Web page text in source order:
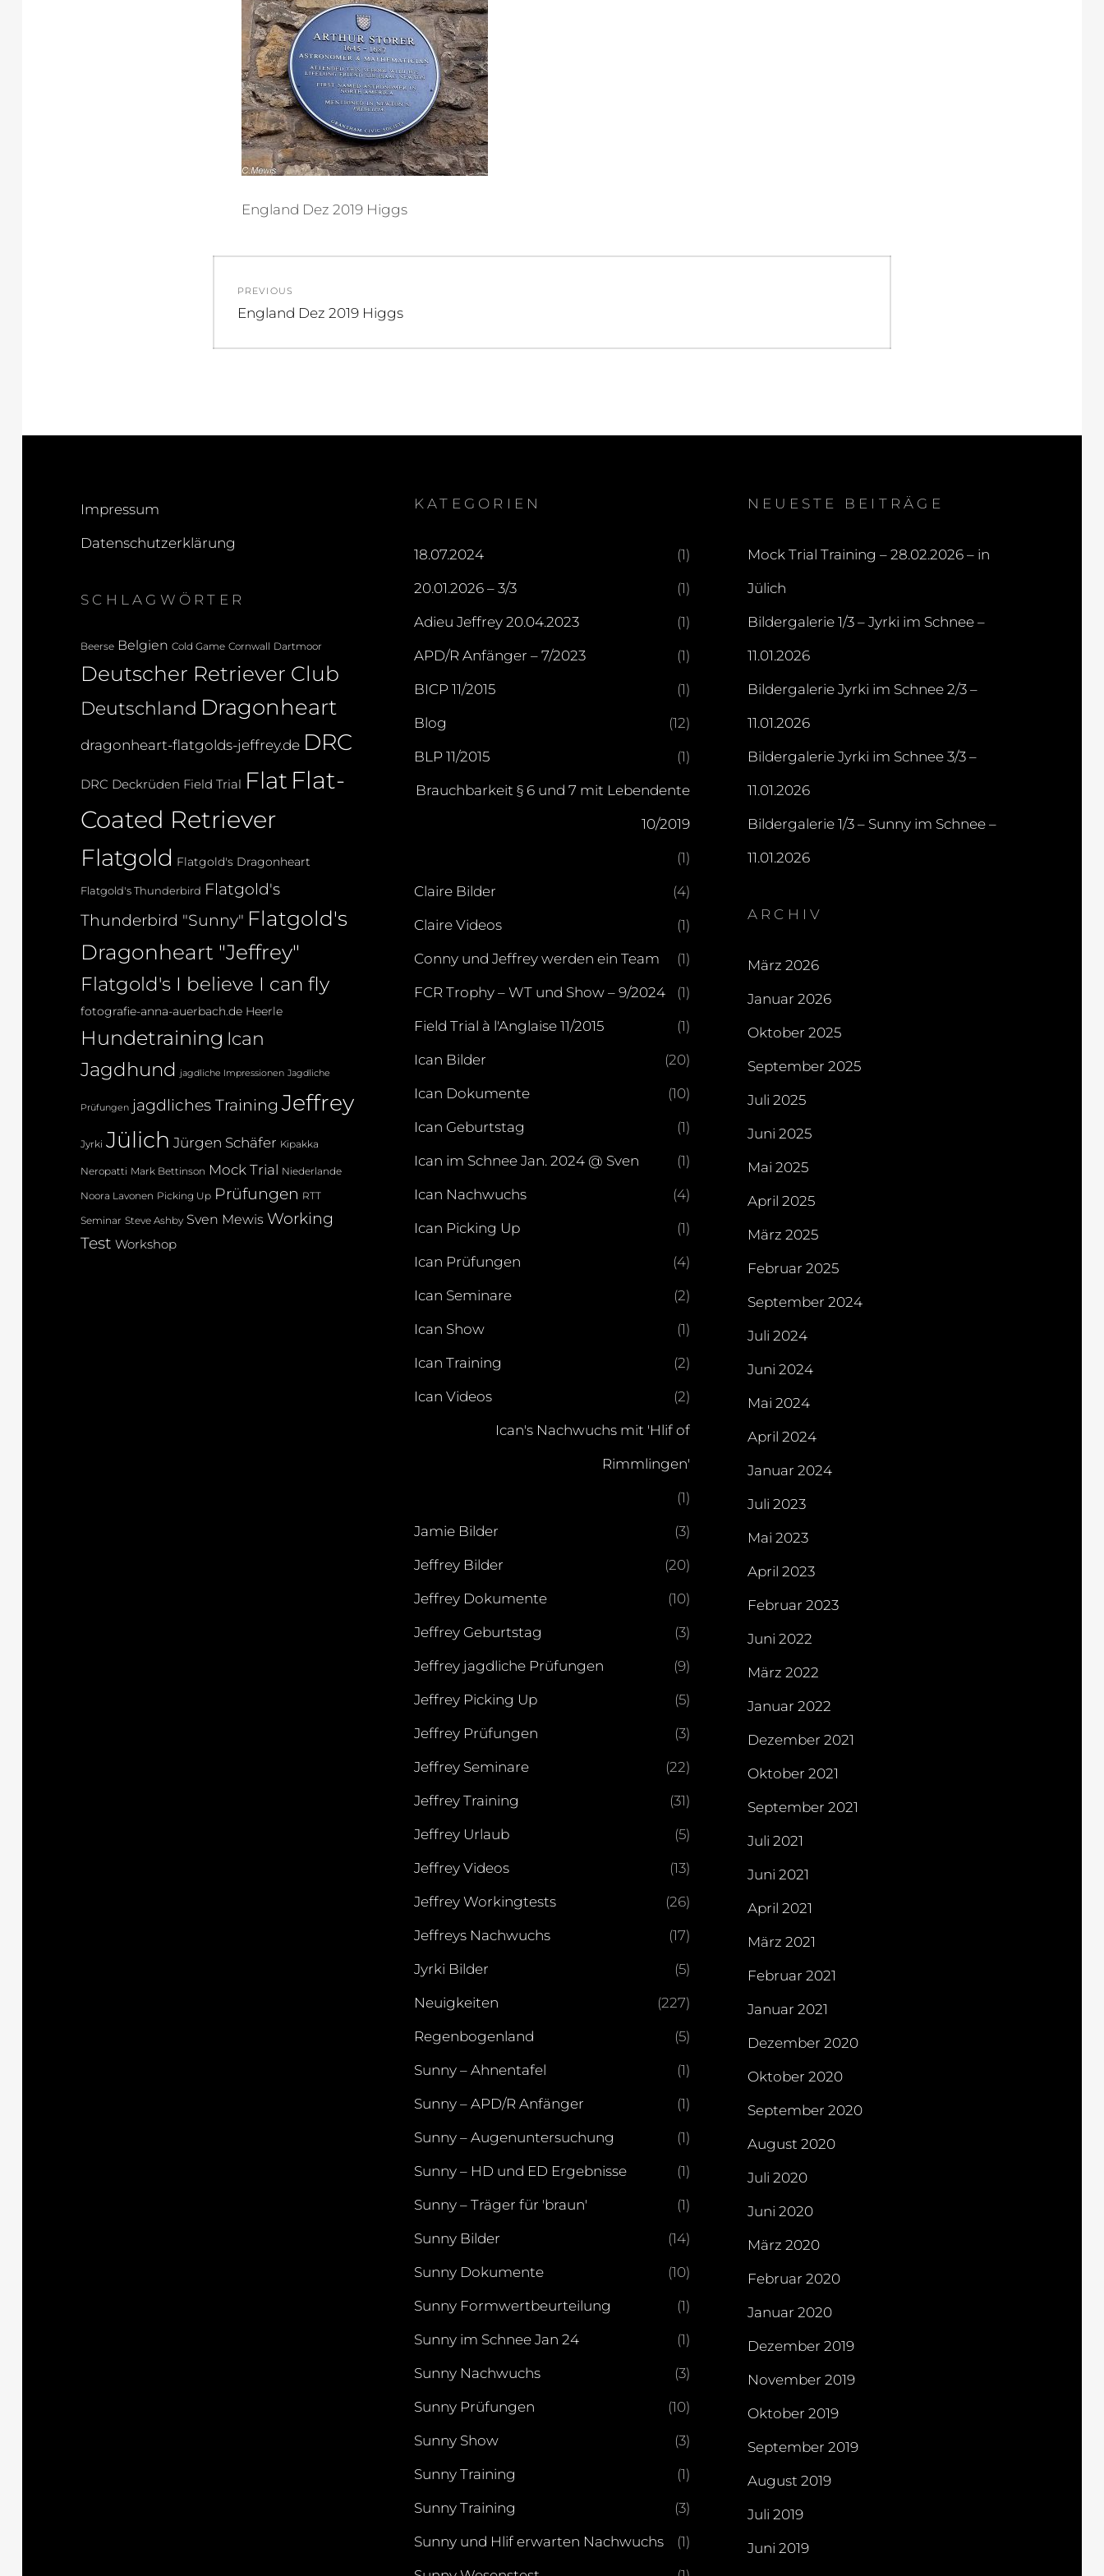
England Dez 2019 Higgs
PREVIOUS
Previous
England Dez 2019 Higgs
Impressum
Datenschutzerklärung
SCHLAGWÖRTER
Beerse Belgien Cold Game Cornwall Dartmoor
Deutscher Retriever Club
Deutschland Dragonheart
dragonheart-flatgolds-jeffrey.de DRC
DRC Deckrüden Field Trial Flat Flat-
Coated Retriever
Flatgold Flatgold's Dragonheart
Flatgold's Thunderbird Flatgold's
Thunderbird "Sunny" Flatgold's
Dragonheart "Jeffrey"
Flatgold's I believe I can fly
fotografie-anna-auerbach.de Heerle
Hundetraining Ican
Jagdhund jagdliche Impressionen Jagdliche
Prüfungen jagdliches Training Jeffrey
Jyrki Jülich Jürgen Schäfer Kipakka
Neropatti Mark Bettinson Mock Trial Niederlande
Noora Lavonen Picking Up Prüfungen RTT
Seminar Steve Ashby Sven Mewis Working
Test Workshop
KATEGORIEN
18.07.2024 (1)
20.01.2026 – 3/3 (1)
Adieu Jeffrey 20.04.2023 (1)
APD/R Anfänger – 7/2023 (1)
BICP 11/2015 (1)
Blog (12)
BLP 11/2015 (1)
Brauchbarkeit § 6 und 7 mit Lebendente
10/2019
(1)
Claire Bilder (4)
Claire Videos (1)
Conny und Jeffrey werden ein Team (1)
FCR Trophy – WT und Show – 9/2024 (1)
Field Trial à l'Anglaise 11/2015 (1)
Ican Bilder (20)
Ican Dokumente (10)
Ican Geburtstag (1)
Ican im Schnee Jan. 2024 @ Sven (1)
Ican Nachwuchs (4)
Ican Picking Up (1)
Ican Prüfungen (4)
Ican Seminare (2)
Ican Show (1)
Ican Training (2)
Ican Videos (2)
Ican's Nachwuchs mit 'Hlif of
Rimmlingen'
(1)
Jamie Bilder (3)
Jeffrey Bilder (20)
Jeffrey Dokumente (10)
Jeffrey Geburtstag (3)
Jeffrey jagdliche Prüfungen (9)
Jeffrey Picking Up (5)
Jeffrey Prüfungen (3)
Jeffrey Seminare (22)
Jeffrey Training (31)
Jeffrey Urlaub (5)
Jeffrey Videos (13)
Jeffrey Workingtests (26)
Jeffreys Nachwuchs (17)
Jyrki Bilder (5)
Neuigkeiten (227)
Regenbogenland (5)
Sunny – Ahnentafel (1)
Sunny – APD/R Anfänger (1)
Sunny – Augenuntersuchung (1)
Sunny – HD und ED Ergebnisse (1)
Sunny – Träger für 'braun' (1)
Sunny Bilder (14)
Sunny Dokumente (10)
Sunny Formwertbeurteilung (1)
Sunny im Schnee Jan 24 (1)
Sunny Nachwuchs (3)
Sunny Prüfungen (10)
Sunny Show (3)
Sunny Training (1)
Sunny Training (3)
Sunny und Hlif erwarten Nachwuchs (1)
NEUESTE BEITRÄGE
Mock Trial Training – 28.02.2026 – in
Jülich
Bildergalerie 1/3 – Jyrki im Schnee –
11.01.2026
Bildergalerie Jyrki im Schnee 2/3 –
11.01.2026
Bildergalerie Jyrki im Schnee 3/3 –
11.01.2026
Bildergalerie 1/3 – Sunny im Schnee –
11.01.2026
ARCHIV
März 2026
Januar 2026
Oktober 2025
September 2025
Juli 2025
Juni 2025
Mai 2025
April 2025
März 2025
Februar 2025
September 2024
Juli 2024
Juni 2024
Mai 2024
April 2024
Januar 2024
Juli 2023
Mai 2023
April 2023
Februar 2023
Juni 2022
März 2022
Januar 2022
Dezember 2021
Oktober 2021
September 2021
Juli 2021
Juni 2021
April 2021
März 2021
Februar 2021
Januar 2021
Dezember 2020
Oktober 2020
September 2020
August 2020
Juli 2020
Juni 2020
März 2020
Februar 2020
Januar 2020
Dezember 2019
November 2019
Oktober 2019
September 2019
August 2019
Juli 2019
Juni 2019